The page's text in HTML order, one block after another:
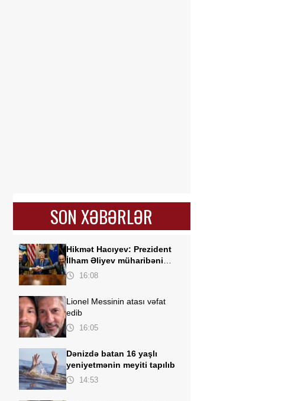
SON XƏBƏRLƏR
Hikmət Hacıyev: Prezident
İlham Əliyev müharibəni
qazandı, eyni zamanda sülhü
16:08
Lionel Messinin atası vəfat
edib
16:05
Dənizdə batan 16 yaşlı
yeniyetmənin meyiti tapılıb
14:53